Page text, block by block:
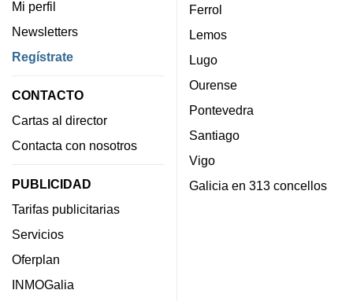
Mi perfil
Newsletters
Regístrate
CONTACTO
Cartas al director
Contacta con nosotros
PUBLICIDAD
Tarifas publicitarias
Servicios
Oferplan
INMOGalia
Ferrol
Lemos
Lugo
Ourense
Pontevedra
Santiago
Vigo
Galicia en 313 concellos